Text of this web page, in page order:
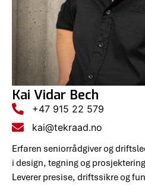
Kai Vidar Bech
+47 915 22 579
kai@tekraad.no
Erfaren seniorrådgiver og
i design, tegning og
Leverer presise, driftssikre og